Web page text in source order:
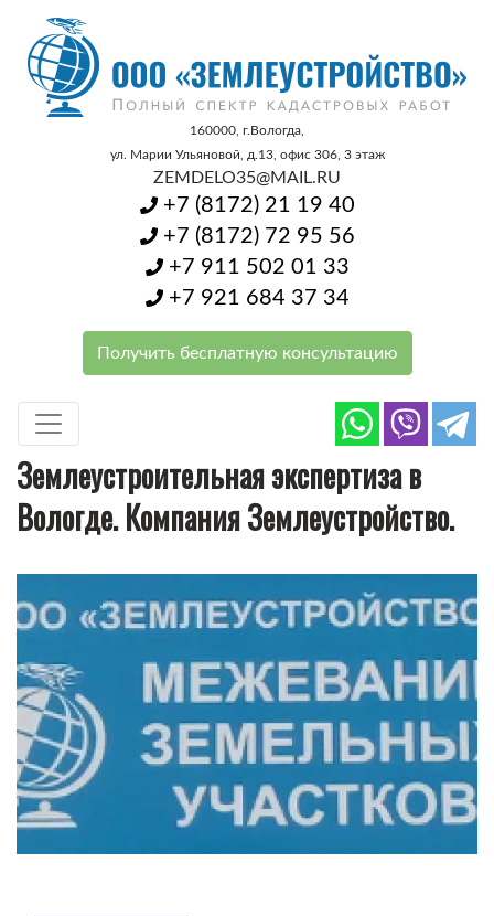
160000, г.Вологда,
ул. Марии Ульяновой, д.13, офис 306, 3 этаж
ZEMDELO35@MAIL.RU
+7 (8172) 21 19 40
+7 (8172) 72 95 56
+7 911 502 01 33
+7 921 684 37 34
Получить бесплатную консультацию
Землеустроительная экспертиза в
Вологде. Компания Землеустройство.